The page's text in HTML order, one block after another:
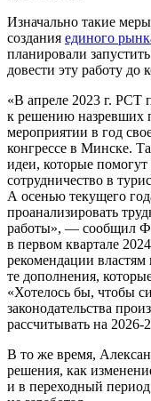
Изначально такие
создания единого
планировали
довести эту работу до
«В апреле 2023 г. РСТ
к решению назревших
мероприятии в год
конгрессе в Минске.
идеи, которые помогут
сотрудничество в
А осенью текущего
проанализировать
работы», — сообщил
в первом квартале
рекомендации властям
те дополнения,
«Хотелось бы, чтобы
законодательства
рассчитывать на 2026-
В то же время,
решения, как
и в переходный